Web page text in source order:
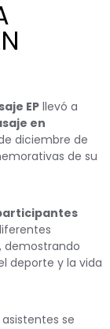
EP llevó a
en
diciembre de
de su
demostrando
deporte y la vida
se